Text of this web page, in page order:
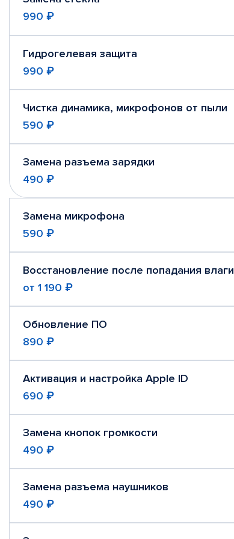
990 ₽
Гидрогелевая защита
990 ₽
Чистка динамика, микрофонов от пыли
590 ₽
Замена разъема зарядки
490 ₽
Замена микрофона
590 ₽
Восстановление после попадания влаги
от 1 190 ₽
Обновление ПО
890 ₽
Активация и настройка Apple ID
690 ₽
Замена кнопок громкости
490 ₽
Замена разъема наушников
490 ₽